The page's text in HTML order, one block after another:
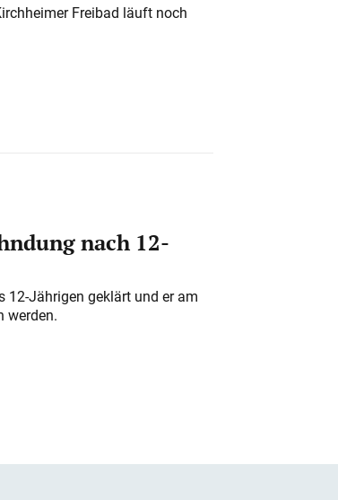
Freibad läuft noch
nach 12-
12-Jährigen geklärt und er am
werden.